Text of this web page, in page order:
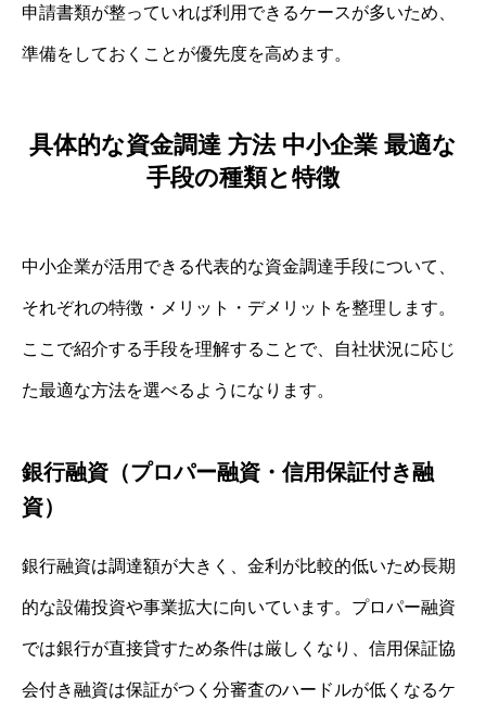
申請書類が整っていれば利用できるケースが多いため、
準備をしておくことが優先度を高めます。
具体的な資金調達 方法 中小企業 最適な
手段の種類と特徴
中小企業が活用できる代表的な資金調達手段について、
それぞれの特徴・メリット・デメリットを整理します。
ここで紹介する手段を理解することで、自社状況に応じ
た最適な方法を選べるようになります。
銀行融資（プロパー融資・信用保証付き融
資）
銀行融資は調達額が大きく、金利が比較的低いため長期
的な設備投資や事業拡大に向いています。プロパー融資
では銀行が直接貸すため条件は厳しくなり、信用保証協
会付き融資は保証がつく分審査のハードルが低くなるケ